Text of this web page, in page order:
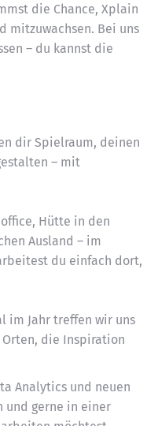
die Chance, Xplain
mitzuwachsen. Bei uns
– du kannst die
dir Spielraum, deinen
– mit
Hütte in den
Ausland – im
du einfach dort,
im Jahr treffen wir uns
die Inspiration
Analytics und neuen
und gerne in einer